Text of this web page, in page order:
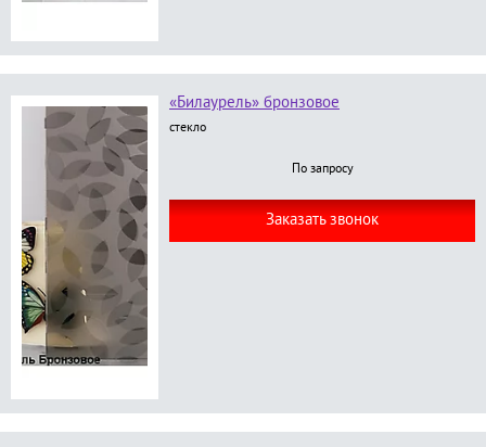
«Билаурель» бронзовое
стекло
По запросу
Заказать звонок